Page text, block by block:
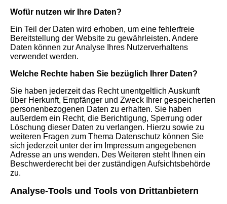
Wofür nutzen wir Ihre Daten?
Ein Teil der Daten wird erhoben, um eine fehlerfreie
Bereitstellung der Website zu gewährleisten. Andere
Daten können zur Analyse Ihres Nutzerverhaltens
verwendetwerden.
Welche Rechte haben Sie bezüglich Ihrer Daten?
Sie haben jederzeit das Recht unentgeltlich Auskunft
über Herkunft, Empfänger und Zweck Ihrer gespeicherten
personenbezogenen Daten zu erhalten. Sie haben
außerdem ein Recht, die Berichtigung, Sperrung oder
Löschung dieser Daten zu verlangen. Hierzu sowie zu
weiteren Fragen zum Thema Datenschutz können Sie
sich jederzeit unter der im Impressum angegebenen
Adresse an uns wenden. Des Weiteren steht Ihnen ein
Beschwerderecht bei der zuständigen Aufsichtsbehörde
zu.
Analyse-Tools und Tools von Drittanbietern